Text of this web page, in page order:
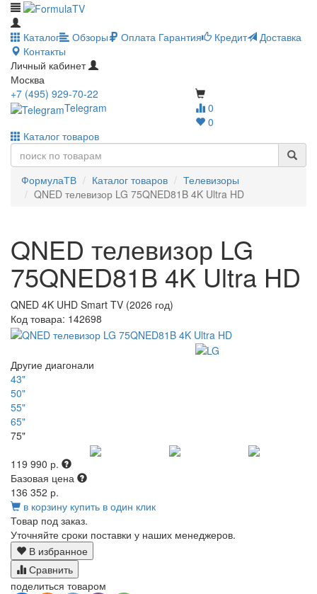
Каталог Обзоры Оплата Гарантия Кредит
Доставка
Контакты
Личный кабинет
Москва
0
0
+7 (495) 929-70-22
Telegram
Каталог товаров
ФормулаТВ Каталог товаров
Телевизоры
QNED телевизор LG 75QNED81B 4K Ultra HD
QNED телевизор LG
75QNED81B 4K Ultra HD
QNED 4K UHD Smart TV (2026 год)
Код товара: 142698
Другие диагонали
43"
50"
55"
65"
75"
119 990 р.
Базовая цена
136 352 р.
в корзину купить в один клик
Товар под заказ.
Уточняйте сроки поставки у наших менеджеров.
В избранное
Сравнить
поделиться товаром